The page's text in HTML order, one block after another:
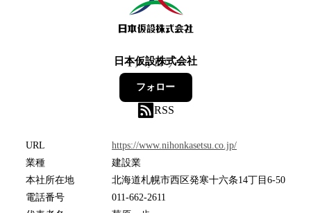
日本仮設株式会社
1フォロワー
フォロー
RSS
URL
https://www.nihonkasetsu.co.jp/
業種
建設業
本社所在地
北海道札幌市西区発寒十六条14丁目6-50
電話番号
011-662-2611